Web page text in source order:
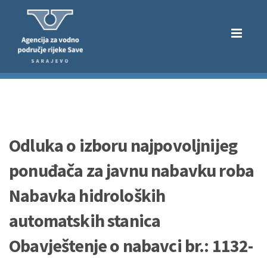
Odluka o izboru najpovoljnijeg
ponuđača za javnu nabavku roba
Nabavka hidroloških
automatskih stanica
Obavještenje o nabavci br.: 1132-